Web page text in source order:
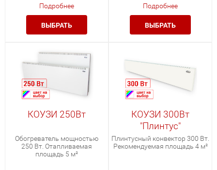
Подробнее
ВЫБРАТЬ
Подробнее
ВЫБРАТЬ
КОУЗИ 250Вт
Обогреватель мощностью
250 Вт. Отапливаемая
площадь 5 м²
КОУЗИ 300Вт
"Плинтус"
Плинтусный конвектор 300 Вт.
Рекомендуемая площадь 4 м²